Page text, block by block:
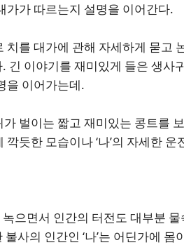
가가 따르는지 설명을 이어간다.
치를 대가에 관해 자세하게 묻고
긴 이야기를 재미있게 들은 생사
을 이어가는데.
가 벌이는 짧고 재미있는 콩트를
깍듯한 모습이나 ‘나’의 자세한
으면서 인간의 터전도 대부분
사의 인간인 ‘나’는 어딘가에